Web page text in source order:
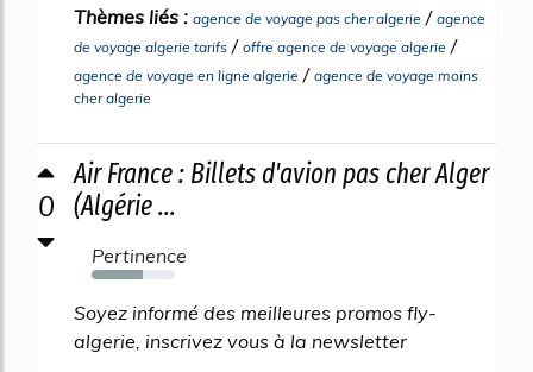
Thèmes liés : agence de voyage pas cher algerie / agence
de voyage algerie tarifs / offre agence de voyage algerie /
agence de voyage en ligne algerie / agence de voyage moins
cher algerie
0
Air France : Billets d'avion pas cher Alger
(Algérie ...
Pertinence
62%
Soyez informé des meilleures promos fly-
algerie, inscrivez vous à la newsletter